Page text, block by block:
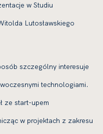
w Studiu
Lutosławskiego
szczególny interesuje
technologiami.
ze start-upem
w projektach z zakresu